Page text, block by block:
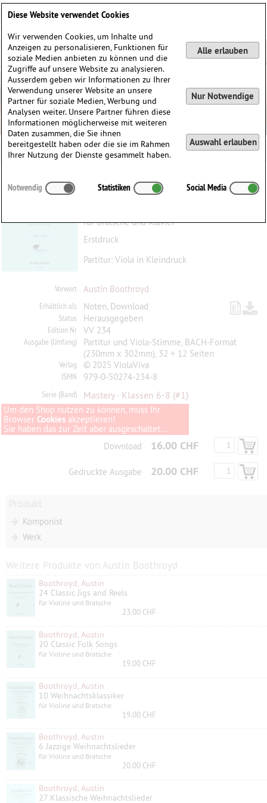
Benjamin Frankel
Six Waltzes
für Bratsche und Klavier
Erstdruck
Partitur: Viola in Kleindruck
Vorwort Austin Boothroyd
Erhältlich als Noten, Download
Status Herausgegeben
Edition Nr VV 234
Ausgabe (Umfang)
Partitur und Viola-Stimme, BACH-Format
(230mm x 302mm), 32 + 12 Seiten
Verlag © 2025 ViolaViva
ISMN 979-0-50274-234-8
Serie (Band) Mastery · Klassen 6-8 (#1)
Um den Shop nutzen zu können, muss Ihr
Browser Cookies akzeptieren!
Sie haben das zur Zeit aber ausgeschaltet...
Download
16.00 CHF
Gedruckte Ausgabe 20.00 CHF
Komponist
Werk
Weitere Produkte von Austin Boothroyd
Boothroyd, Austin
24 Classic Jigs and Reels
für Violine und Bratsche
23.00 CHF
Boothroyd, Austin
20 Classic Folk Songs
für Violine und Bratsche
19.00 CHF
Boothroyd, Austin
10 Weihnachtsklassiker
für Violine und Bratsche
19.00 CHF
Boothroyd, Austin
6 Jazzige Weihnachtslieder
für Violine und Bratsche
20.00 CHF
Boothroyd, Austin
27 Klassische Weihnachtslieder
Diese Website verwendet Cookies
Wir verwenden Cookies, um Inhalte und
Anzeigen zu personalisieren, Funktionen für
soziale Medien anbieten zu können und die
Zugriffe auf unsere Website zu analysieren.
Ausserdem geben wir Informationen zu Ihrer
Verwendung unserer Website an unsere
Partner für soziale Medien, Werbung und
Analysen weiter. Unsere Partner führen diese
Informationen möglicherweise mit weiteren
Daten zusammen, die Sie ihnen
bereitgestellt haben oder die sie im Rahmen
Ihrer Nutzung der Dienste gesammelt haben.
Alle erlauben
Nur Notwendige
Auswahl erlauben
Notwendig Statistiken Social Media